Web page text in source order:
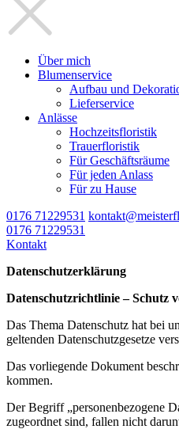
Über mich
Blumenservice
Aufbau und
Lieferservice
Anlässe
Hochzeitsfloristik
Trauerfloristik
Für Geschäftsräume
Für jeden Anlass
Für zu Hause
0176 71229531
0176 71229531
Kontakt
Datenschutzerklärung
Datenschutzrichtlinie – Schutz
Das Thema Datenschutz hat bei
geltenden Datenschutzgesetze
Das vorliegende Dokument
kommen.
Der Begriff „personenbezogene
zugeordnet sind, fallen nicht